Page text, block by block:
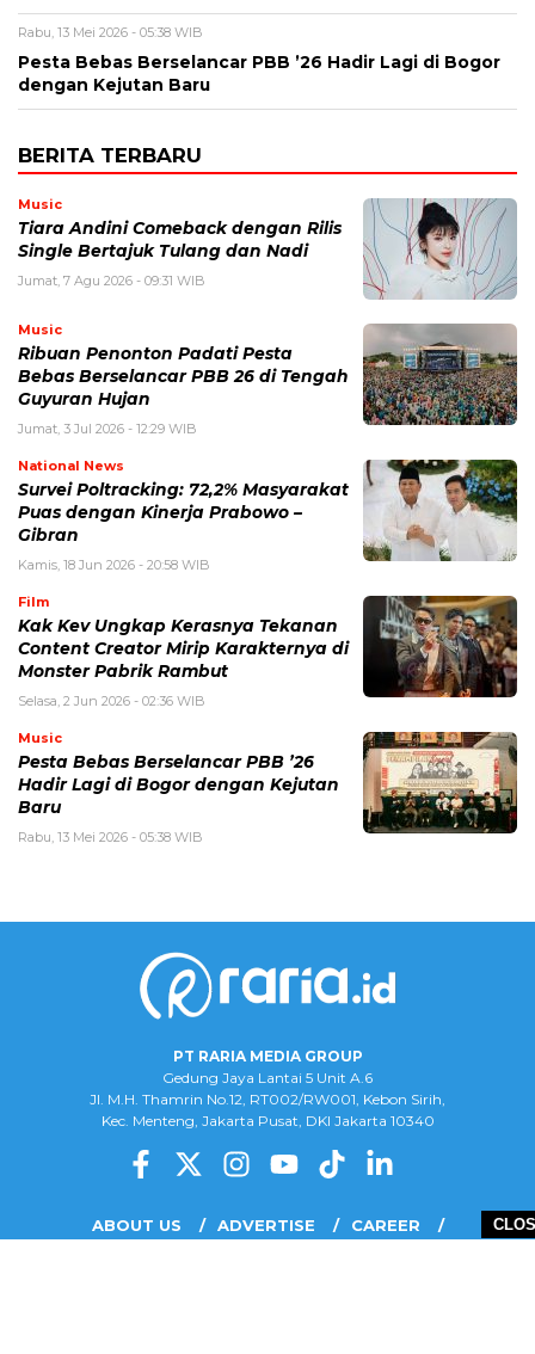
Rabu, 13 Mei 2026 - 05:38 WIB
Pesta Bebas Berselancar PBB ’26 Hadir Lagi di Bogor
dengan Kejutan Baru
BERITA TERBARU
Music
Tiara Andini Comeback dengan Rilis
Single Bertajuk Tulang dan Nadi
Jumat, 7 Agu 2026 - 09:31 WIB
Music
Ribuan Penonton Padati Pesta
Bebas Berselancar PBB 26 di Tengah
Guyuran Hujan
Jumat, 3 Jul 2026 - 12:29 WIB
National News
Survei Poltracking: 72,2% Masyarakat
Puas dengan Kinerja Prabowo –
Gibran
Kamis, 18 Jun 2026 - 20:58 WIB
Film
Kak Kev Ungkap Kerasnya Tekanan
Content Creator Mirip Karakternya di
Monster Pabrik Rambut
Selasa, 2 Jun 2026 - 02:36 WIB
Music
Pesta Bebas Berselancar PBB ’26
Hadir Lagi di Bogor dengan Kejutan
Baru
Rabu, 13 Mei 2026 - 05:38 WIB
PT RARIA MEDIA GROUP
Gedung Jaya Lantai 5 Unit A.6
Jl. M.H. Thamrin No.12, RT002/RW001, Kebon Sirih,
Kec. Menteng, Jakarta Pusat, DKI Jakarta 10340
ABOUT US ADVERTISE
CAREER